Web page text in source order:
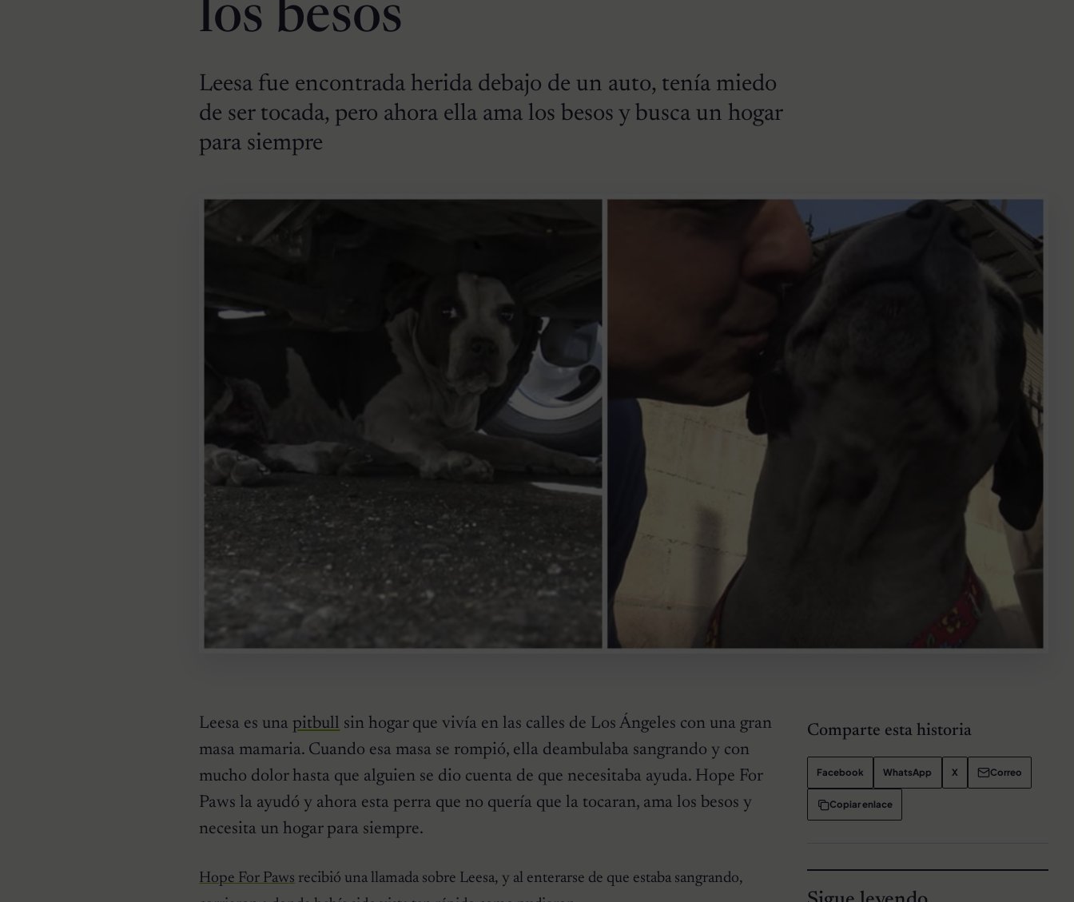
los besos
Leesa fue encontrada herida debajo de un auto, tenía miedo
de ser tocada, pero ahora ella ama los besos y busca un hogar
para siempre
Leesa es una pitbull sin hogar que vivía en las calles de Los Ángeles con una gran
masa mamaria. Cuando esa masa se rompió, ella deambulaba sangrando y con
mucho dolor hasta que alguien se dio cuenta de que necesitaba ayuda. Hope For
Paws la ayudó y ahora esta perra que no quería que la tocaran, ama los besos y
necesita un hogar para siempre.
Hope For Paws recibió una llamada sobre Leesa, y al enterarse de que estaba sangrando,
Comparte esta historia
Facebook WhatsApp X Correo
Copiar enlace